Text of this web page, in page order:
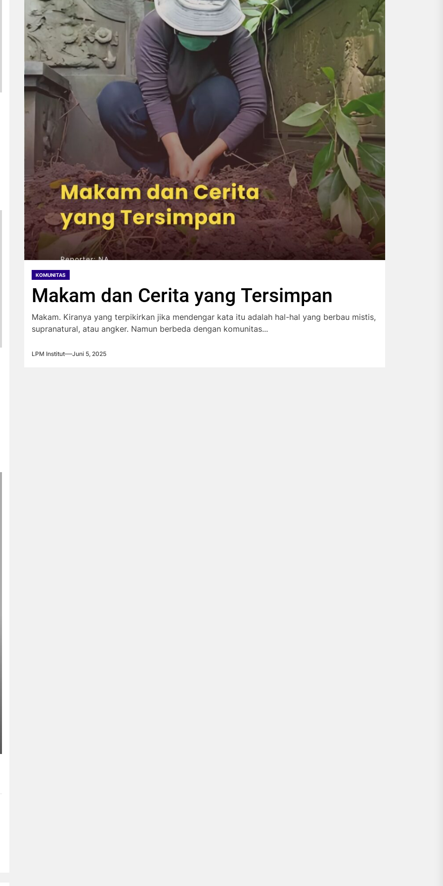
KOMUNITAS
Makam dan Cerita yang Tersimpan
Makam. Kiranya yang terpikirkan jika mendengar kata itu adalah hal-hal yang berbau mistis,
supranatural, atau angker. Namun berbeda dengan komunitas...
LPM Institut Juni 5, 2025